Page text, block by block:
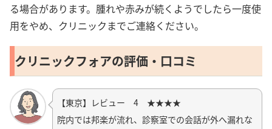
る場合があります。腫れや赤みが続くようでしたら一度使
用をやめ、クリニックまでご連絡ください。
クリニックフォアの評価・口コミ
【東京】レビュー 4 ★★★★
院内では邦楽が流れ、診察室での会話が外へ漏れな